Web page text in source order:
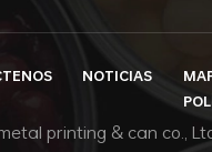
NOTICIAS
printing & can co.,